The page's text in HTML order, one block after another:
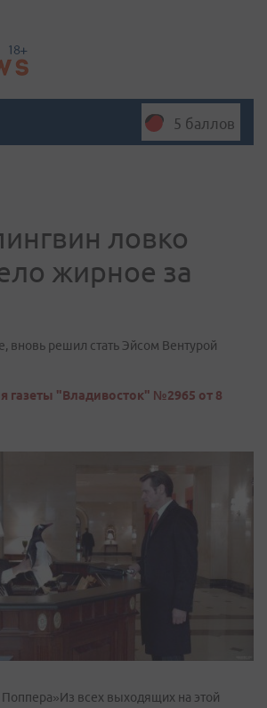
5 баллов
ловко
жирное за
вновь решил стать Эйсом Вентурой
газеты "Владивосток" №2965 от 8
всех выходящих на этой